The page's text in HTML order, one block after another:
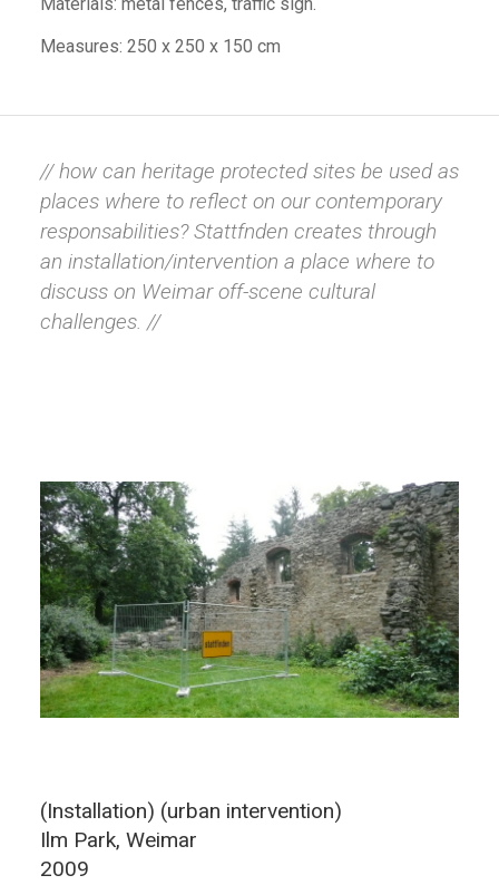
Measures: 250 x 250 x 150 cm
// how can heritage protected sites be used as
places where to reflect on our contemporary
responsabilities? Stattfnden creates through
an installation/intervention a place where to
discuss on Weimar off-scene cultural
challenges. //
(Installation) (urban intervention)
Ilm Park, Weimar
2009